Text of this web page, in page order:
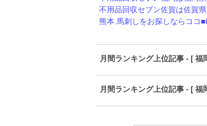
不用品回収セブン佐賀は佐賀
熊本 馬刺しをお探しならココ
月間ランキング上位記事 - [
月間ランキング上位記事 - [ 福